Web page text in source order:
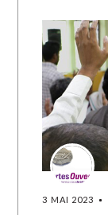
3 MAI 2023